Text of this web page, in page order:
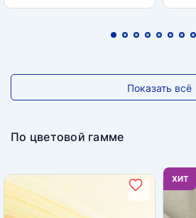
Показать всё
По цветовой гамме
ХИТ